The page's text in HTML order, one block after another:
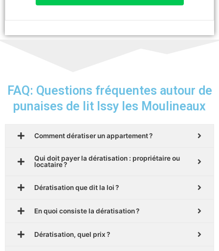
FAQ: Questions fréquentes autour de
punaises de lit Issy les Moulineaux
Comment dératiser un appartement ?
Qui doit payer la dératisation : propriétaire ou
locataire ?
Dératisation que dit la loi ?
En quoi consiste la dératisation ?
Dératisation, quel prix ?